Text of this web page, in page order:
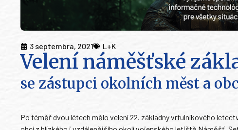
3 septembra, 2021 L+K
Velení náměšťské
se zástupci okolních měst a
Po téměř dvou létech mělo velení 22. základny vrtulníkového